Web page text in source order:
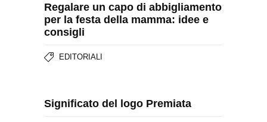
Regalare un capo di abbigliamento
per la festa della mamma: idee e
consigli
EDITORIALI
Significato del logo Premiata